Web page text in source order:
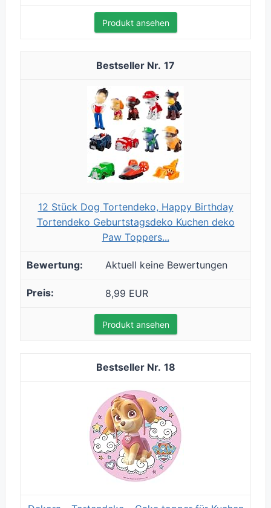
Produkt ansehen
17
12 Stück Dog Tortendeko, Happy Birthday
Tortendeko Geburtstagsdeko Kuchen deko
Paw Toppers...
Aktuell keine Bewertungen
8,99 EUR
Produkt ansehen
18